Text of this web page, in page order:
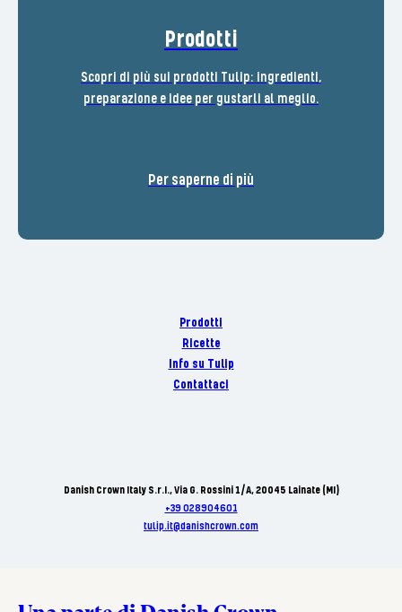
Prodotti
Scopri di più sui prodotti Tulip: ingredienti,
preparazione e idee per gustarli al meglio.
Per saperne di più
Prodotti
Ricette
Info su Tulip
Contattaci
Danish Crown Italy S.r.I., Via G. Rossini 1/A, 20045 Lainate (MI)
+39 028904601
tulip.it@danishcrown.com